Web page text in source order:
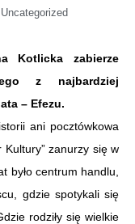
Uncategorized
Kotlicka zabierze
z najbardziej
– Efezu.
ani pocztówkowa
zanurzy się w
było centrum handlu,
gdzie spotykali się
rodziły się wielkie